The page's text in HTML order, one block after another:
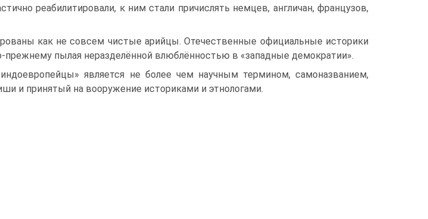
реабилитировали, к ним стали причислять немцев, англичан, французов,
как не совсем чистые арийцы. Отечественные официальные историки
прежнему пылая неразделённой влюблённостью в «западные демократии».
является не более чем научным термином, самоназванием,
и принятый на вооружение историками и этнологами.